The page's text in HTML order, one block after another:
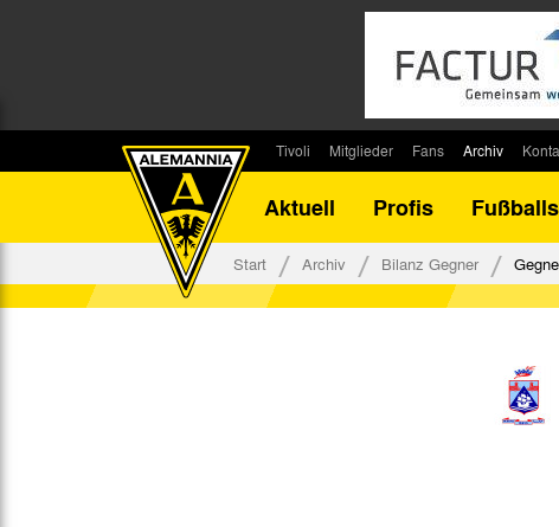
Tivoli
Stadionsprecher
Mitglieder
Kontakt
Fans
Fanbeirat
Fan-Klubs
Archiv
Bilanz DFB-
Ahnentafel
Aktuell
Profis
Start Archiv Bilanz Gegner